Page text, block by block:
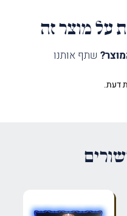
על מוצר זה
שתף אותנו
דעת.